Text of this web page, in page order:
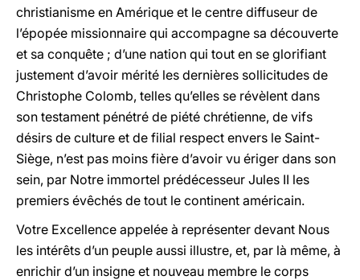
christianisme en Amérique et le centre diffuseur de
l’épopée missionnaire qui accompagne sa découverte
et sa conquête ; d’une nation qui tout en se glorifiant
justement d’avoir mérité les dernières sollicitudes de
Christophe Colomb, telles qu’elles se révèlent dans
son testament pénétré de piété chrétienne, de vifs
désirs de culture et de filial respect envers le Saint-
Siège, n’est pas moins fière d’avoir vu ériger dans son
sein, par Notre immortel prédécesseur Jules II les
premiers évêchés de tout le continent américain.
Votre Excellence appelée à représenter devant Nous
les intérêts d’un peuple aussi illustre, et, par là même, à
enrichir d’un insigne et nouveau membre le corps